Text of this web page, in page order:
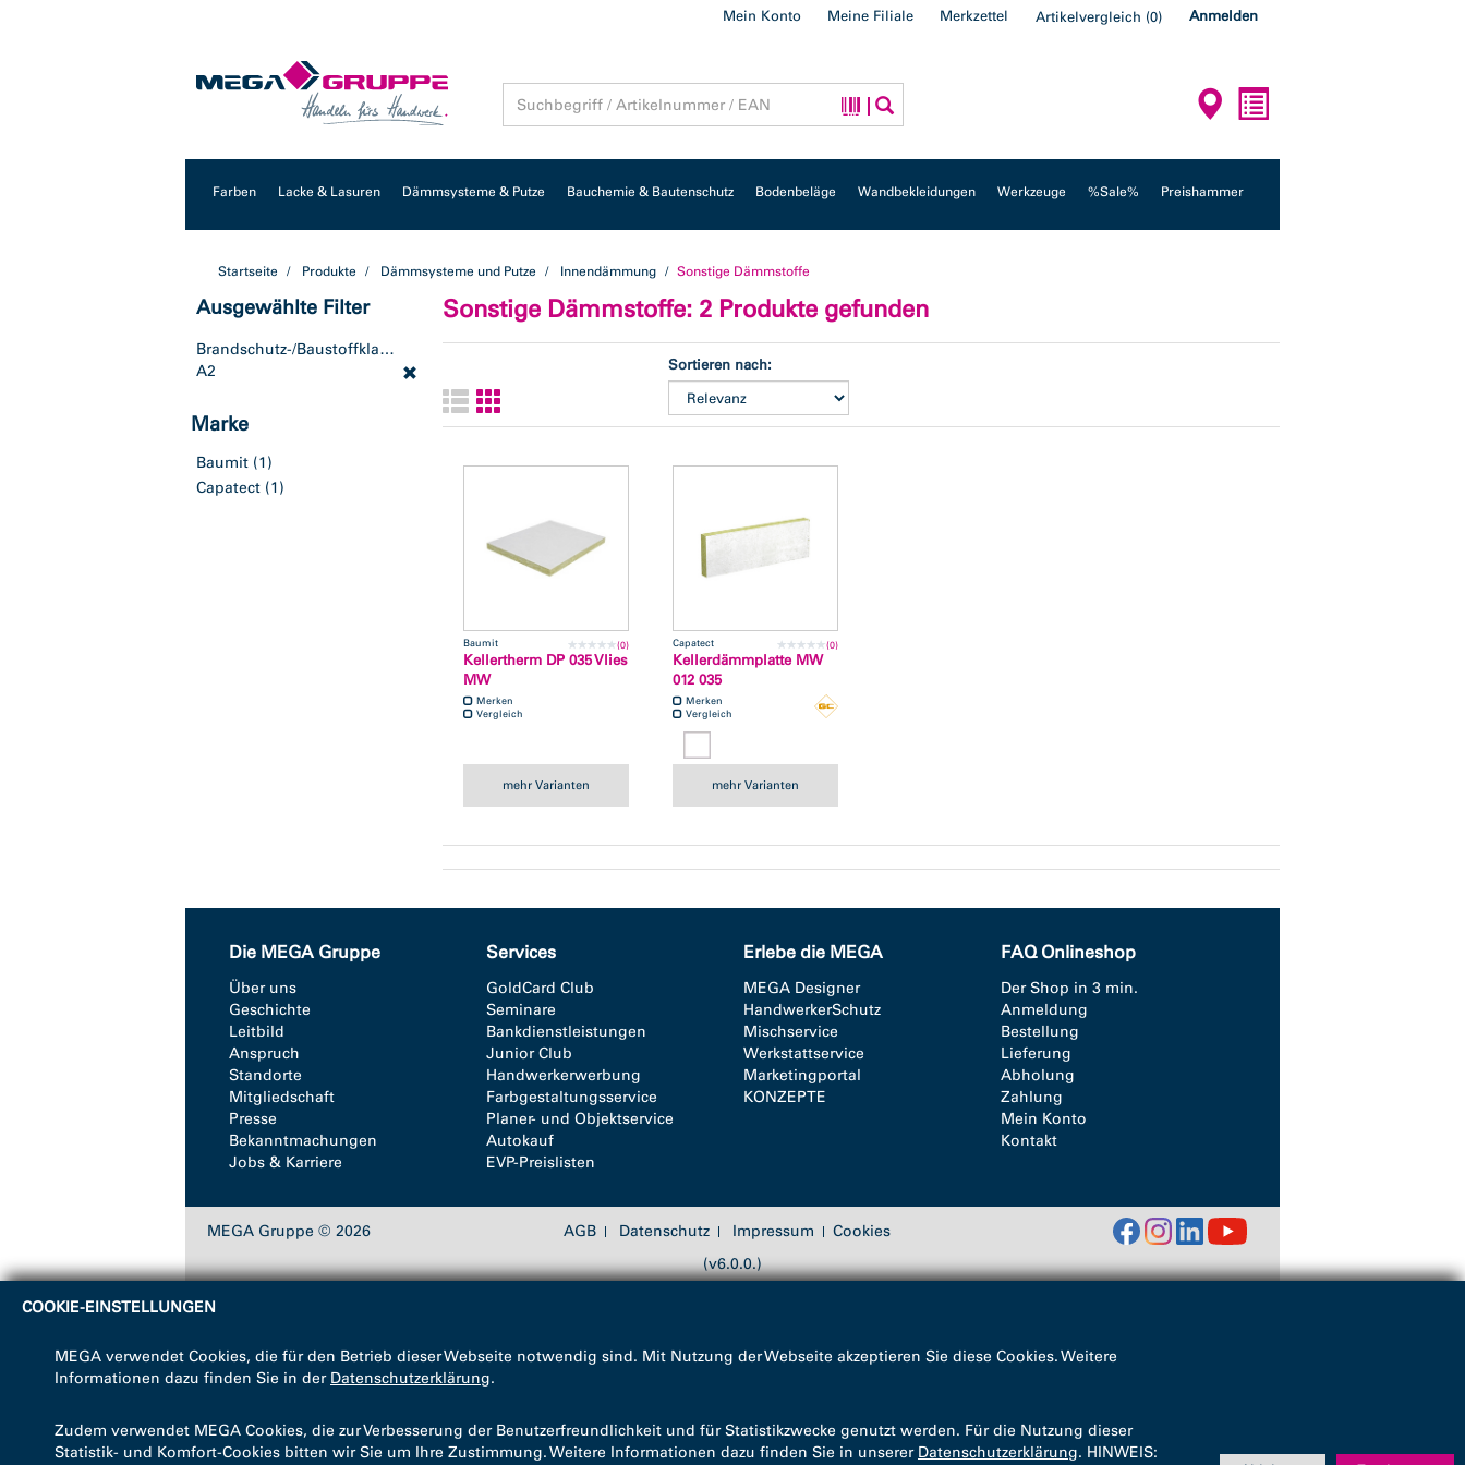
Mein Konto Meine Filiale Merkzettel Artikelvergleich (0) Anmelden
Farben Lacke & Lasuren Dämmsysteme & Putze Bauchemie & Bautenschutz Bodenbeläge Wandbekleidungen Werkzeuge %Sale% Preishammer
Startseite Produkte Dämmsysteme und Putze Innendämmung Sonstige Dämmstoffe
Ausgewählte Filter
Brandschutz-/Baustoffklassen:
A2
Marke
Baumit (1)
Capatect (1)
Sonstige Dämmstoffe: 2 Produkte gefunden
Sortieren nach:
Baumit (0)
Kellertherm DP 035 Vlies
MW
Merken
Vergleich
mehr Varianten
Capatect (0)
Kellerdämmplatte MW
012 035
Merken
Vergleich
mehr Varianten
Die MEGA Gruppe
Über uns
Geschichte
Leitbild
Anspruch
Standorte
Mitgliedschaft
Presse
Bekanntmachungen
Jobs & Karriere
Services
GoldCard Club
Seminare
Bankdienstleistungen
Junior Club
Handwerkerwerbung
Farbgestaltungsservice
Planer- und Objektservice
Autokauf
EVP-Preislisten
Erlebe die MEGA
MEGA Designer
HandwerkerSchutz
Mischservice
Werkstattservice
Marketingportal
KONZEPTE
FAQ Onlineshop
Der Shop in 3 min.
Anmeldung
Bestellung
Lieferung
Abholung
Zahlung
Mein Konto
Kontakt
MEGA Gruppe © 2026 AGB Datenschutz Impressum
Cookies
(v6.0.0.)
COOKIE-EINSTELLUNGEN
MEGA verwendet Cookies, die für den Betrieb dieser Webseite notwendig sind. Mit Nutzung der Webseite akzeptieren Sie diese Cookies. Weitere
Informationen dazu finden Sie in der Datenschutzerklärung.
Zudem verwendet MEGA Cookies, die zur Verbesserung der Benutzerfreundlichkeit und für Statistikzwecke genutzt werden. Für die Nutzung dieser
Statistik- und Komfort-Cookies bitten wir Sie um Ihre Zustimmung. Weitere Informationen dazu finden Sie in unserer Datenschutzerklärung. HINWEIS: